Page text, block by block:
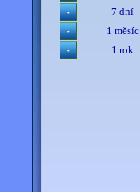
7 dní
1 měsíc
1 rok